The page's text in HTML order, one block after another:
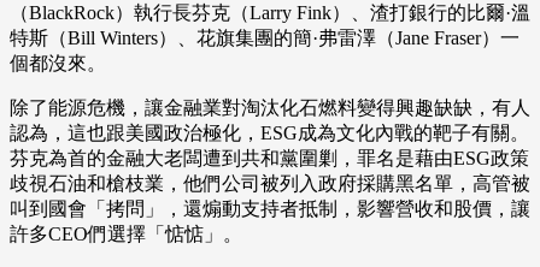
（BlackRock）執行長芬克（Larry Fink）、渣打銀行的比爾·溫
特斯（Bill Winters）、花旗集團的簡·弗雷澤（Jane Fraser）一
個都沒來。
除了能源危機，讓金融業對淘汰化石燃料變得興趣缺缺，有人
認為，這也跟美國政治極化，ESG成為文化內戰的靶子有關。
芬克為首的金融大老闆遭到共和黨圍剿，罪名是藉由ESG政策
歧視石油和槍枝業，他們公司被列入政府採購黑名單，高管被
叫到國會「拷問」，還煽動支持者抵制，影響營收和股價，讓
許多CEO們選擇「惦惦」。